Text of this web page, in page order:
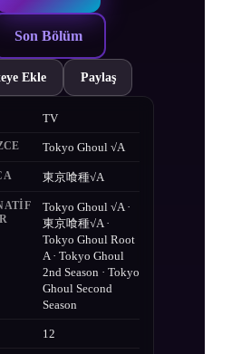
Son Bölüm
Ekle Paylaş
TV
Tokyo Ghoul √A
東京喰種√A
Tokyo Ghoul √A ·
東京喰種√A ·
Tokyo Ghoul Root
A · Tokyo Ghoul
2nd Season · Tokyo
Ghoul Second
Season
12